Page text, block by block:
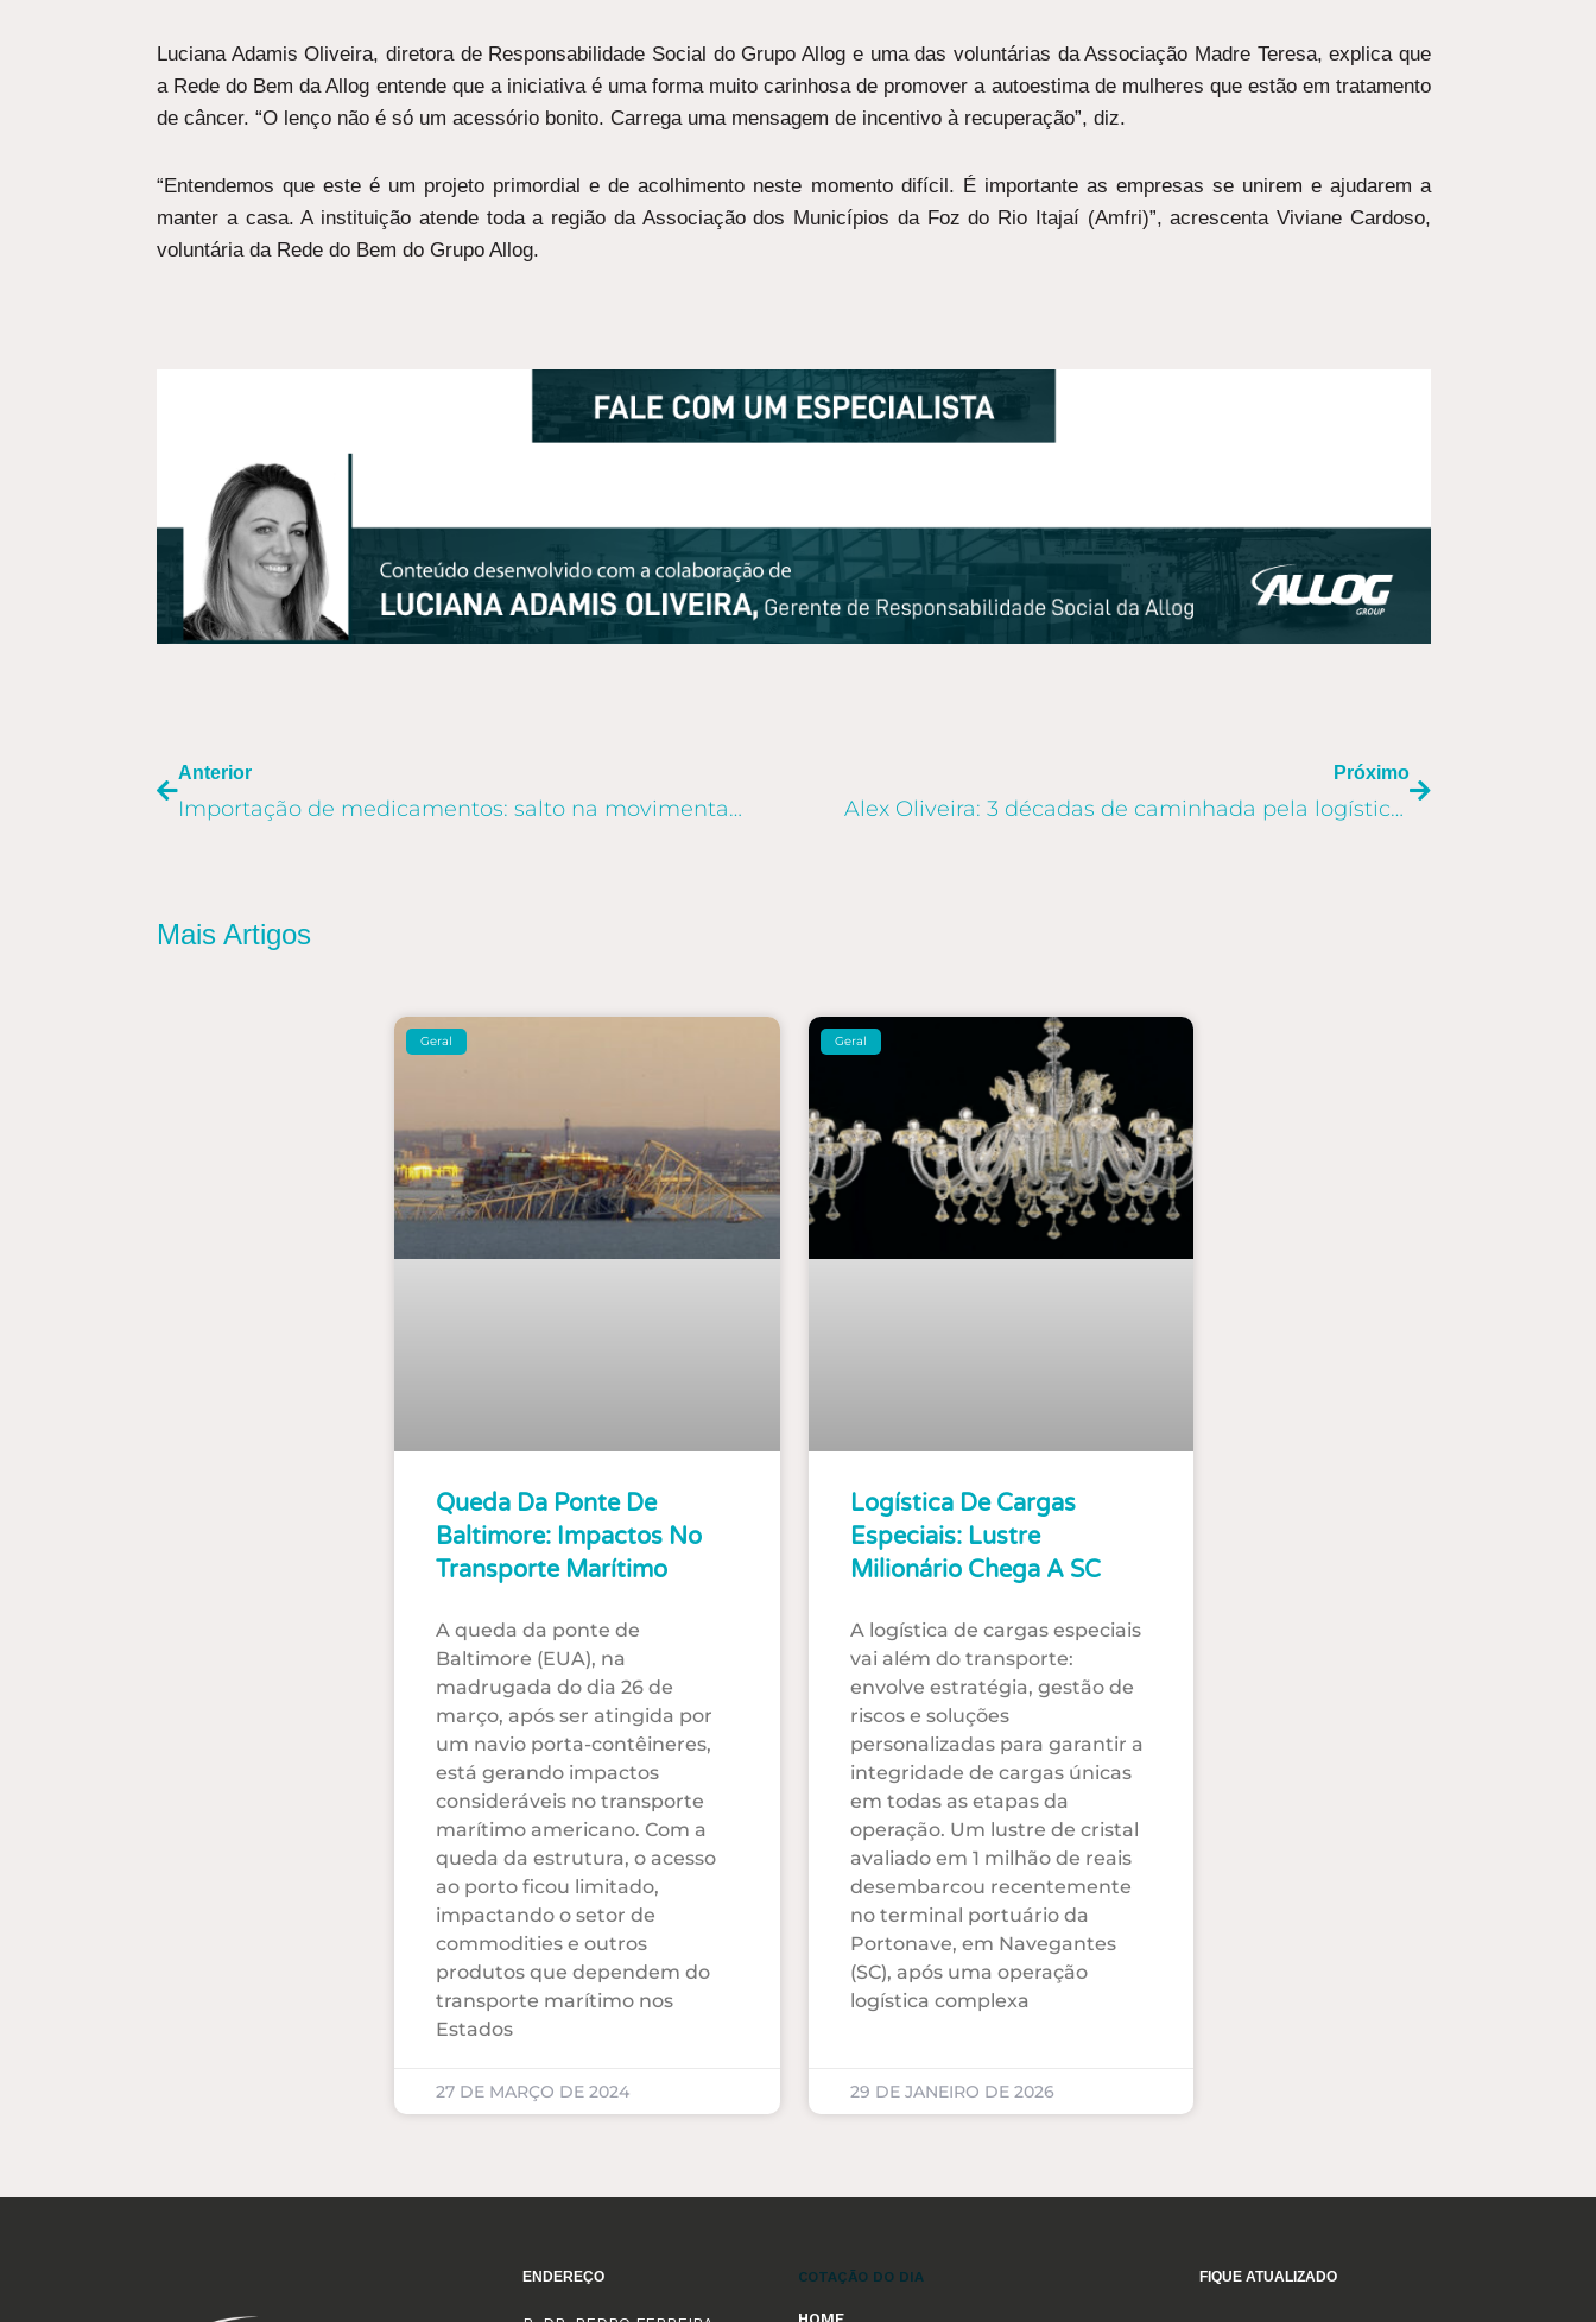
Luciana Adamis Oliveira, diretora de Responsabilidade Social do Grupo Allog e uma das voluntárias da Associação Madre Teresa, explica que
a Rede do Bem da Allog entende que a iniciativa é uma forma muito carinhosa de promover a autoestima de mulheres que estão em tratamento
de câncer. “O lenço não é só um acessório bonito. Carrega uma mensagem de incentivo à recuperação”, diz.
“Entendemos que este é um projeto primordial e de acolhimento neste momento difícil. É importante as empresas se unirem e ajudarem a
manter a casa. A instituição atende toda a região da Associação dos Municípios da Foz do Rio Itajaí (Amfri)”, acrescenta Viviane Cardoso,
voluntária da Rede do Bem do Grupo Allog.
Anterior
Importação de medicamentos: salto na movimentação de fármacos
Próximo
Alex Oliveira: 3 décadas de caminhada pela logística internacional
Mais Artigos
Geral
Queda Da Ponte De
Baltimore: Impactos No
Transporte Marítimo
A queda da ponte de
Baltimore (EUA), na
madrugada do dia 26 de
março, após ser atingida por
um navio porta-contêineres,
está gerando impactos
consideráveis no transporte
marítimo americano. Com a
queda da estrutura, o acesso
ao porto ficou limitado,
impactando o setor de
commodities e outros
produtos que dependem do
transporte marítimo nos
Estados
27 DE MARÇO DE 2024
Geral
Logística De Cargas
Especiais: Lustre
Milionário Chega A SC
A logística de cargas especiais
vai além do transporte:
envolve estratégia, gestão de
riscos e soluções
personalizadas para garantir a
integridade de cargas únicas
em todas as etapas da
operação. Um lustre de cristal
avaliado em 1 milhão de reais
desembarcou recentemente
no terminal portuário da
Portonave, em Navegantes
(SC), após uma operação
logística complexa
29 DE JANEIRO DE 2026
ENDEREÇO COTAÇÃO DO DIA FIQUE ATUALIZADO